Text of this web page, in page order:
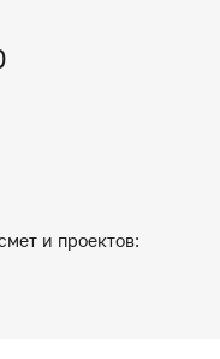
и проектов: